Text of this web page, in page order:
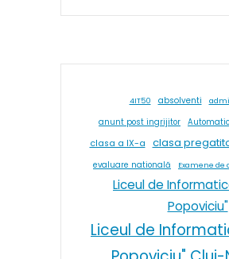
4IT50 absolventi
anunt post ingrijitor
clasa a IX-a
clasa
evaluare natională Examene de
Liceul de
Popoviciu"
Liceul de